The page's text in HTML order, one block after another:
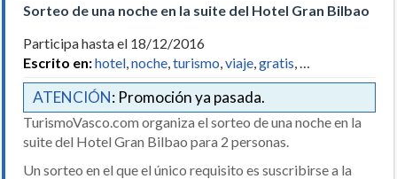
Sorteo de una noche en la suite del Hotel Gran Bilbao
Participa hasta el 18/12/2016
Escrito en:hotel,noche,turismo,viaje,gratis, …
ATENCIÓN: Promoción ya pasada.
TurismoVasco.com organiza el sorteo de una noche en la
suite del Hotel Gran Bilbao para 2 personas.
Un sorteo en el que el único requisito es suscribirse a la